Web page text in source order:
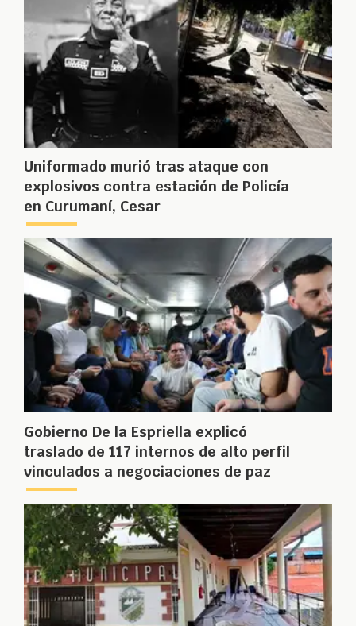
Uniformado murió tras ataque con
explosivos contra estación de Policía
en Curumaní, Cesar
Gobierno De la Espriella explicó
traslado de 117 internos de alto perfil
vinculados a negociaciones de paz